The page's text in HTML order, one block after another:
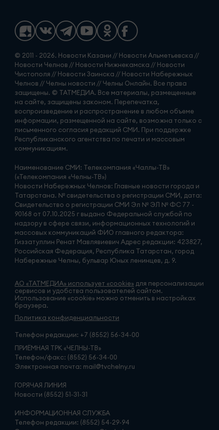
© 2011 - 2026. Новости Казани // Новости Альметьевска //
Новости Челнов // Новости Нижнекамска // Новости
Чистополя // Новости Заинска // Новости Набережных
Челнов // Челны новости // Челны Онлайн. Все права
защищены. © ТАТМЕДИА. Все материалы, размещенные
на сайте, защищены законом. Перепечатка,
воспроизведение и распространение в любом объеме
информации, размещенной на сайте, возможна только с
письменного согласия редакций СМИ. При поддержке
Республиканского агентства по печати и массовым
коммуникациям.
Наименование СМИ: Телекомпания «Чаллы-ТВ»
(«Телекомпания «Челны-ТВ»)
Новости Набережных Челнов: Главные новости города и
Татарстана. № свидетельства о регистрации СМИ, дата:
Свидетельство о регистрации СМИ Эл № ЭЛ № ФС 77 -
90168 от 07.10.2025 г выдано Федеральной службой по
надзору в сфере связи, информационных технологий и
массовых коммуникаций ФИО главного редактора:
Гиззатуллин Ренат Мавлявиевич Адрес редакции: 423827,
Российская Федерация, Республика Татарстан, город
Набережные Челны, бульвар Юных ленинцев, д. 9.
АО «ТАТМЕДИА» использует «cookie» для персонализации
сервисов и удобства пользователей сайтом.
Использование «cookie» можно отменить в настройках
браузера.
Политика конфиденциальности
Телефон редакции: +7 (8552) 56-34-00
ПРИЁМНАЯ ТРК «ЧЕЛНЫ-ТВ»
Телефон/факс: (8552) 56-34-00
Электронная почта: mail@tvchelny.ru
ГОРЯЧАЯ ЛИНИЯ
Новости (8552) 51-31-31
ИНФОРМАЦИОННАЯ СЛУЖБА
Телефон редакции: (8552) 54-29-94